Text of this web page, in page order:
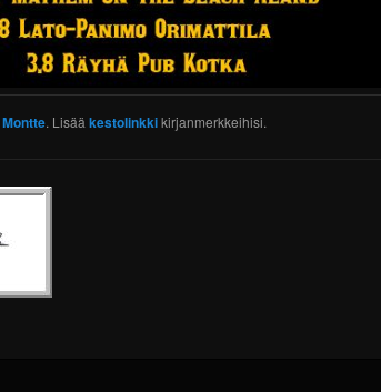
Montte. Lisää kestolinkkikirjanmerkkeihisi.